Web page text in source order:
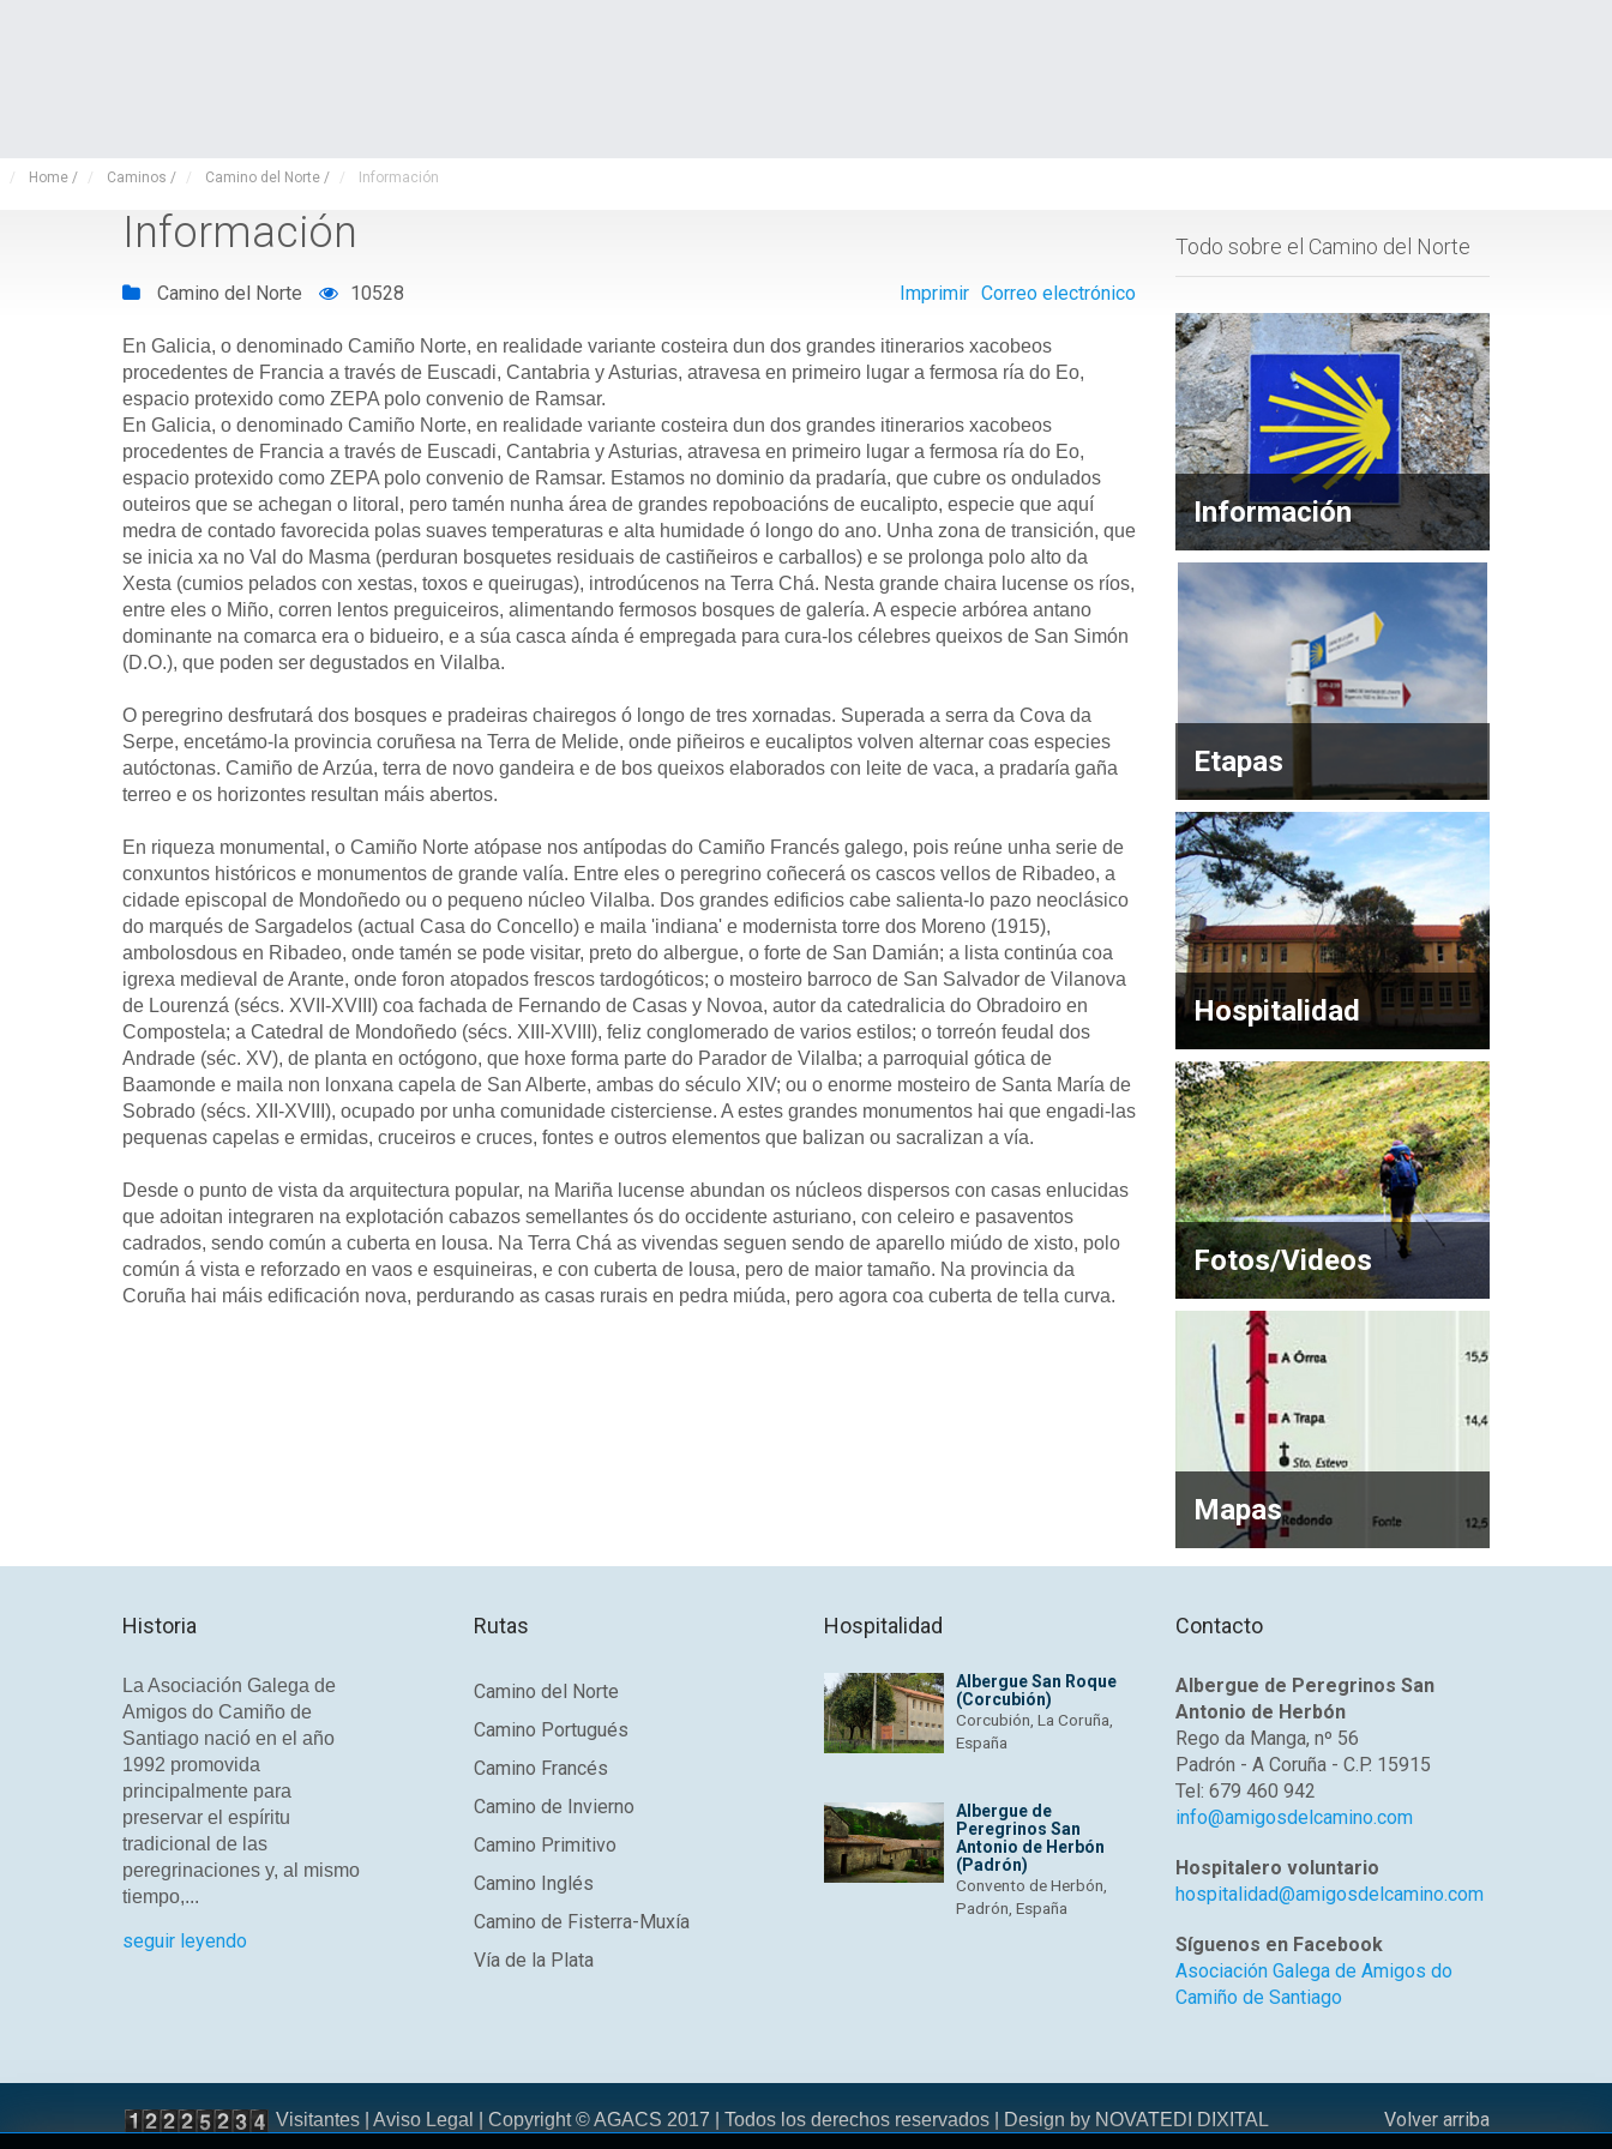
Home / Caminos / Camino del Norte / Información
Información
Imprimir Correo electrónico
Camino del Norte 10528
En Galicia, o denominado Camiño Norte, en realidade variante costeira dun dos grandes itinerarios xacobeos
procedentes de Francia a través de Euscadi, Cantabria y Asturias, atravesa en primeiro lugar a fermosa ría do Eo,
espacio protexido como ZEPA polo convenio de Ramsar.
En Galicia, o denominado Camiño Norte, en realidade variante costeira dun dos grandes itinerarios xacobeos
procedentes de Francia a través de Euscadi, Cantabria y Asturias, atravesa en primeiro lugar a fermosa ría do Eo,
espacio protexido como ZEPA polo convenio de Ramsar. Estamos no dominio da pradaría, que cubre os ondulados
outeiros que se achegan o litoral, pero tamén nunha área de grandes repoboacións de eucalipto, especie que aquí
medra de contado favorecida polas suaves temperaturas e alta humidade ó longo do ano. Unha zona de transición, que
se inicia xa no Val do Masma (perduran bosquetes residuais de castiñeiros e carballos) e se prolonga polo alto da
Xesta (cumios pelados con xestas, toxos e queirugas), introdúcenos na Terra Chá. Nesta grande chaira lucense os ríos,
entre eles o Miño, corren lentos preguiceiros, alimentando fermosos bosques de galería. A especie arbórea antano
dominante na comarca era o bidueiro, e a súa casca aínda é empregada para cura-los célebres queixos de San Simón
(D.O.), que poden ser degustados en Vilalba.
O peregrino desfrutará dos bosques e pradeiras chairegos ó longo de tres xornadas. Superada a serra da Cova da
Serpe, encetámo-la provincia coruñesa na Terra de Melide, onde piñeiros e eucaliptos volven alternar coas especies
autóctonas. Camiño de Arzúa, terra de novo gandeira e de bos queixos elaborados con leite de vaca, a pradaría gaña
terreo e os horizontes resultan máis abertos.
En riqueza monumental, o Camiño Norte atópase nos antípodas do Camiño Francés galego, pois reúne unha serie de
conxuntos históricos e monumentos de grande valía. Entre eles o peregrino coñecerá os cascos vellos de Ribadeo, a
cidade episcopal de Mondoñedo ou o pequeno núcleo Vilalba. Dos grandes edificios cabe salienta-lo pazo neoclásico
do marqués de Sargadelos (actual Casa do Concello) e maila 'indiana' e modernista torre dos Moreno (1915),
ambolosdous en Ribadeo, onde tamén se pode visitar, preto do albergue, o forte de San Damián; a lista continúa coa
igrexa medieval de Arante, onde foron atopados frescos tardogóticos; o mosteiro barroco de San Salvador de Vilanova
de Lourenzá (sécs. XVII-XVIII) coa fachada de Fernando de Casas y Novoa, autor da catedralicia do Obradoiro en
Compostela; a Catedral de Mondoñedo (sécs. XIII-XVIII), feliz conglomerado de varios estilos; o torreón feudal dos
Andrade (séc. XV), de planta en octógono, que hoxe forma parte do Parador de Vilalba; a parroquial gótica de
Baamonde e maila non lonxana capela de San Alberte, ambas do século XIV; ou o enorme mosteiro de Santa María de
Sobrado (sécs. XII-XVIII), ocupado por unha comunidade cisterciense. A estes grandes monumentos hai que engadi-las
pequenas capelas e ermidas, cruceiros e cruces, fontes e outros elementos que balizan ou sacralizan a vía.
Desde o punto de vista da arquitectura popular, na Mariña lucense abundan os núcleos dispersos con casas enlucidas
que adoitan integraren na explotación cabazos semellantes ós do occidente asturiano, con celeiro e pasaventos
cadrados, sendo común a cuberta en lousa. Na Terra Chá as vivendas seguen sendo de aparello miúdo de xisto, polo
común á vista e reforzado en vaos e esquineiras, e con cuberta de lousa, pero de maior tamaño. Na provincia da
Coruña hai máis edificación nova, perdurando as casas rurais en pedra miúda, pero agora coa cuberta de tella curva.
Todo sobre el Camino del Norte
Información
Etapas
Hospitalidad
Fotos/Videos
Mapas
Historia
La Asociación Galega de
Amigos do Camiño de
Santiago nació en el año
1992 promovida
principalmente para
preservar el espíritu
tradicional de las
peregrinaciones y, al mismo
tiempo,...
seguir leyendo
Rutas
Camino del Norte
Camino Portugués
Camino Francés
Camino de Invierno
Camino Primitivo
Camino Inglés
Camino de Fisterra-Muxía
Vía de la Plata
Hospitalidad
Albergue San Roque
(Corcubión)
Corcubión, La Coruña,
España
Albergue de
Peregrinos San
Antonio de Herbón
(Padrón)
Convento de Herbón,
Padrón, España
Contacto
Albergue de Peregrinos San
Antonio de Herbón
Rego da Manga, nº 56
Padrón - A Coruña - C.P. 15915
Tel: 679 460 942
info@amigosdelcamino.com
Hospitalero voluntario
hospitalidad@amigosdelcamino.com
Síguenos en Facebook
Asociación Galega de Amigos do
Camiño de Santiago
Volver arriba
Visitantes | Aviso Legal | Copyright © AGACS 2017 | Todos los derechos reservados | Design by NOVATEDI DIXITAL